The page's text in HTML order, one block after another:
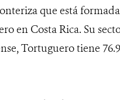
que está
en Costa Rica. Su
Tortuguero tiene